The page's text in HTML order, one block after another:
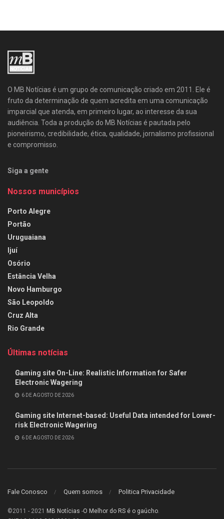
O MB Notícias é um grupo de comunicação criado em 2011. Ele é
fruto da determinação de quem acredita em uma comunicação
imparcial que atenda, em primeiro lugar, ao interesse da sua
audiência. Toda a produção do MB Notícias é pautada pelo
pioneirismo, credibilidade, ética, qualidade, jornalismo profissional
e compromisso.
Siga a gente
Nossos municípios
Porto Alegre
Portão
Uruguaiana
Ijuí
Osório
Estância Velha
Novo Hamburgo
São Leopoldo
Cruz Alta
Rio Grande
Últimas notícias
Gaming site On-Line: Realistic Information for Safer
Electronic Wagering
6 DE AGOSTO DE 2026
Gaming site Internet-based: Useful Data intended for Lower-
risk Electronic Wagering
6 DE AGOSTO DE 2026
Fale Conosco Quem somos Politica Privacidade
©2011 - 2021 MB Notícias -O Melhor do RS é o gaúcho.